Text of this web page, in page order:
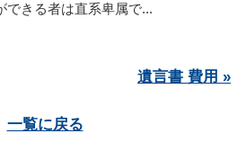
できる者は直系卑属で...
遺言書 費用 »
一覧に戻る